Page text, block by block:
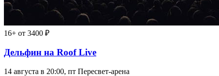
16+ от 3400 ₽
Дельфин на Roof Live
14 августа в 20:00, пт Пересвет-арена